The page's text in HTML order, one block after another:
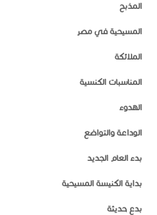
المذبح
المسيحية في مصر
الملائكة
المناسبات الكنسية
الهدوء
الوداعة والتواضع
بدء العام الجديد
بداية الكنيسة المسيحية
بدع حديثة